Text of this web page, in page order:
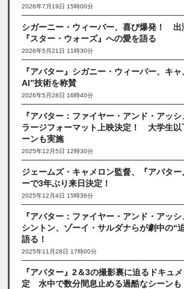
2026年7月19日 15時00分
シガーニー・ウィーバー、喜び爆発！ 出
『スター・ウォーズ』への愛を語る
2026年5月21日 11時30分
『アバター』シガニー・ウィーバー、キ
AI”技術を称賛
2026年5月28日 16時40分
『アバター：ファイヤー・アンド・アッ
ラージフォーマット上映決定！ 大学生以
ーンも実施
2025年12月5日 12時30分
ジェームズ・キャメロン監督、『アバタ
ーで3年ぶり来日決定！
2025年12月4日 15時36分
『アバター：ファイヤー・アンド・アッ
シントン、ゾーイ・サルダナらが劇中の“
語る！
2025年11月28日 17時00分
『アバター』2＆3の撮影裏に迫るドキュ
定 水中で数分間息止める過酷なシーンも